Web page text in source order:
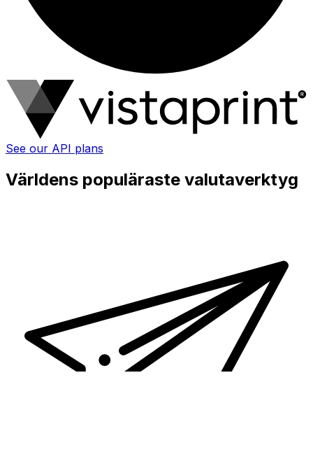
See our API plans
Världens populäraste valutaverktyg